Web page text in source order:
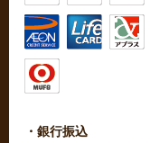
・銀行振込